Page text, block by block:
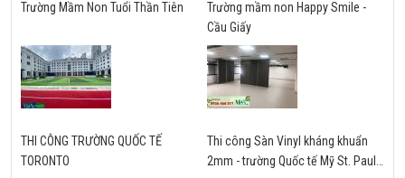
Trường Mầm Non Tuổi Thần Tiên
Trường mầm non Happy Smile -
Cầu Giấy
THI CÔNG TRƯỜNG QUỐC TẾ
TORONTO
Thi công Sàn Vinyl kháng khuẩn
2mm - trường Quốc tế Mỹ St. Paul -